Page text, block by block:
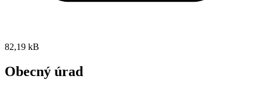
82,19 kB
Obecný úrad